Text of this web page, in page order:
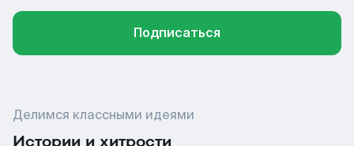
Подписаться
Делимся классными идеями
Истории и хитрости